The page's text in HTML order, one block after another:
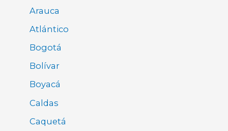
Arauca
Atlántico
Bogotá
Bolívar
Boyacá
Caldas
Caquetá